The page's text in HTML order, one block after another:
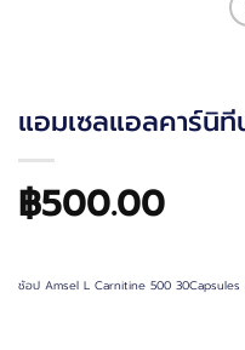
แอมเซลแอลคาร์นิ
฿500.00
ช้อป Amsel L Carnitine 500 30Capsules